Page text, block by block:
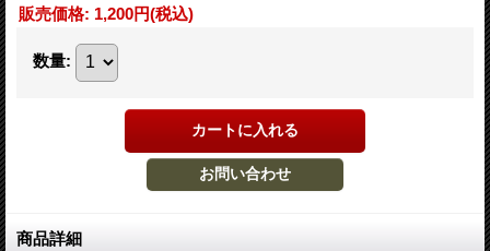
販売価格: 1,200円(税込)
数量:
商品詳細